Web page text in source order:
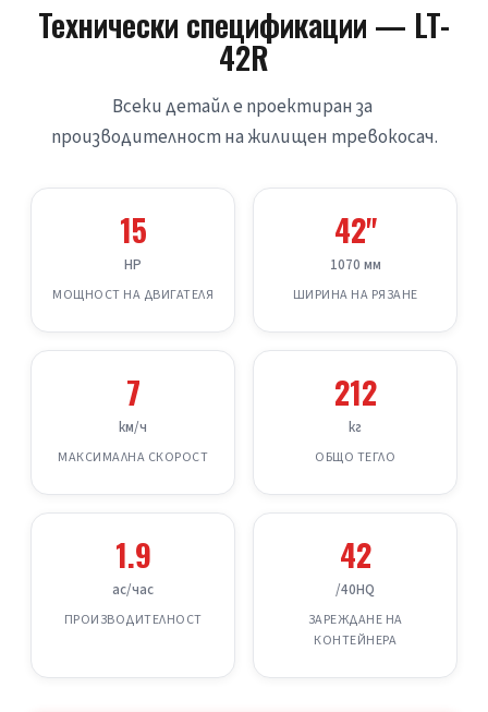
Технически спецификации — LT-
42R
Всеки детайл е проектиран за
производителност на жилищен тревокосач.
15
HP
МОЩНОСТ НА ДВИГАТЕЛЯ
42"
1070 мм
ШИРИНА НА РЯЗАНЕ
7
км/ч
МАКСИМАЛНА СКОРОСТ
212
кг
ОБЩО ТЕГЛО
1.9
ac/час
ПРОИЗВОДИТЕЛНОСТ
42
/40HQ
ЗАРЕЖДАНЕ НА
КОНТЕЙНЕРА